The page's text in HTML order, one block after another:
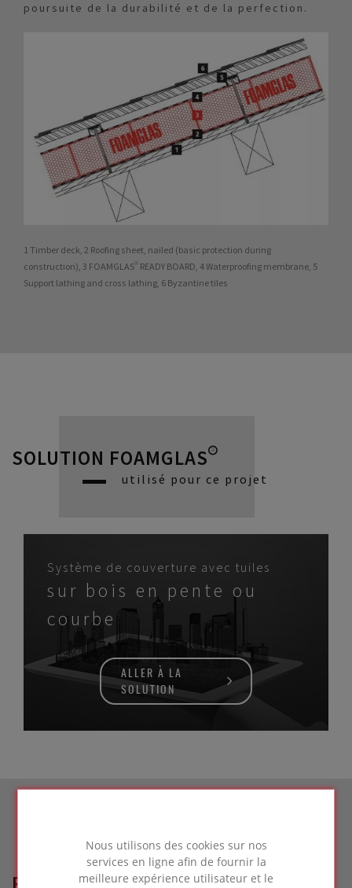
Nous utilisons des cookies sur nos
services en ligne afin de fournir la
meilleure expérience utilisateur et le
poursuite de la durabilité et de la perfection.
1 Timber deck, 2 Roofing sheet, nailed (basic protection during
construction), 3 FOAMGLAS® READY BOARD, 4 Waterproofing membrane, 5
Support lathing and cross lathing, 6 Byzantine tiles
SOLUTION FOAMGLAS®
utilisé pour ce projet
Système de couverture avec tuiles
sur bois en pente ou
courbe
ALLER À LA
SOLUTION